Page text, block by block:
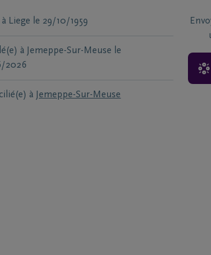
Liege le 29/10/1959
à Jemeppe-Sur-Meuse
le
2026
à Jemeppe-Sur-Meuse